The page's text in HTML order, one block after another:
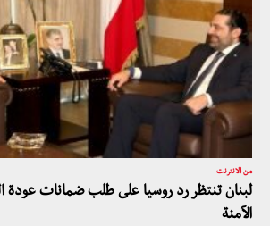
من الانترنت
لبنان تنتظر رد روسيا على طلب ضمانات عودة
الآمنة